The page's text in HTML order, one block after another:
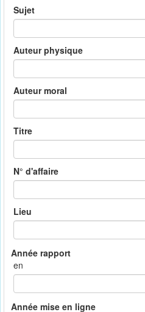
Sujet
Auteur physique
Auteur moral
Titre
N° d'affaire
Lieu
en